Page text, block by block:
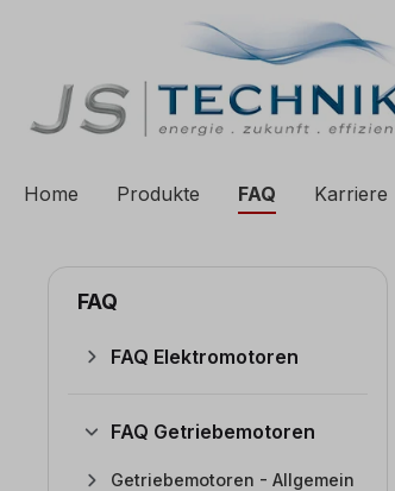
Zur Hauptnavigation springen
Home Produkte FAQ Karriere
FAQ
FAQ Elektromotoren
FAQ Getriebemotoren
Getriebemotoren - Allgemein